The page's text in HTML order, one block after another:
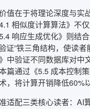
值在于将理论深度与实
相似度计算算法》不
响应生成优化》则结
证”铁三角结构，使读
中验证不同数据库对
篇通过《5.5 成本控制
，将计算开销降低60%
适配三类核心读者：AI